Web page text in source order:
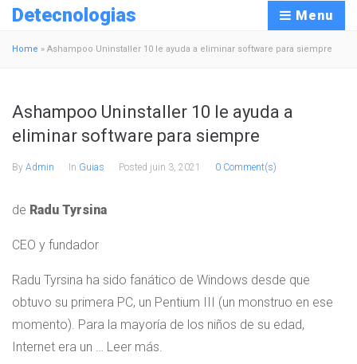
Detecnologias Menu
Home » Ashampoo Uninstaller 10 le ayuda a eliminar software para siempre
Ashampoo Uninstaller 10 le ayuda a
eliminar software para siempre
By Admin In Guias Posted juin 3, 2021 0 Comment(s)
de Radu Tyrsina
CEO y fundador
Radu Tyrsina ha sido fanático de Windows desde que
obtuvo su primera PC, un Pentium III (un monstruo en ese
momento). Para la mayoría de los niños de su edad,
Internet era un … Leer más.